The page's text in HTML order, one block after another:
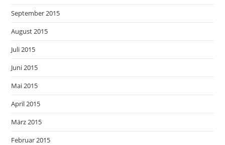
September 2015
August 2015
Juli 2015
Juni 2015
Mai 2015
April 2015
März 2015
Februar 2015